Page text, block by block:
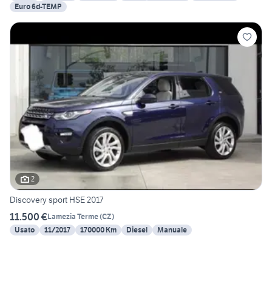
Euro 6d-TEMP
2
Discovery sport HSE 2017
11.500 €Lamezia Terme(CZ)
Usato
11/2017 170000 Km Diesel Manuale